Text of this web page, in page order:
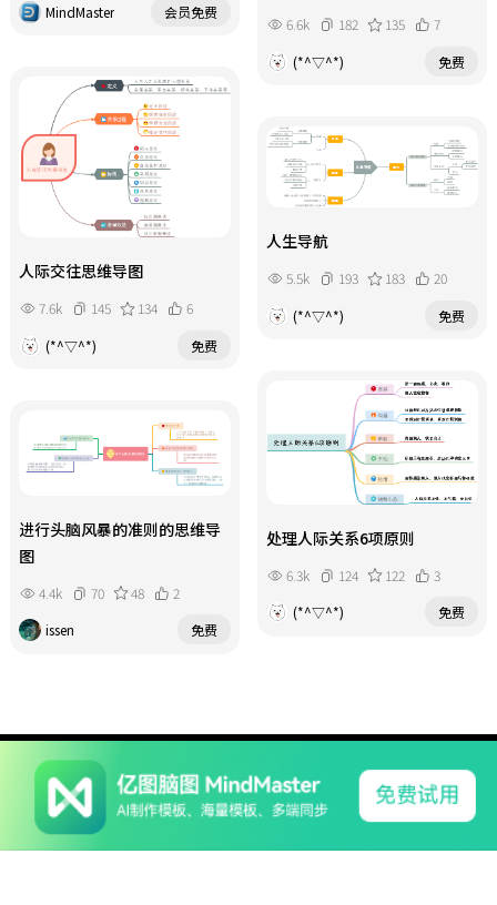
MindMaster
会员免费
6.6k 182 135
7
(*^▽^*)
免费
人际交往思维导图
7.6k 145 134
6
(*^▽^*)
免费
人生导航
5.5k 193 183
20
(*^▽^*)
免费
处理人际关系6项原则
6.3k 124 122
3
(*^▽^*)
免费
进行头脑风暴的准则的思维导
图
4.4k 70 48
2
issen
免费